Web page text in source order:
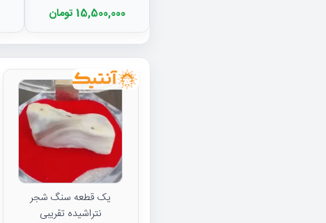
15,500,000 تومان
یک قطعه سنگ شجر
نتراشیده تقریبی